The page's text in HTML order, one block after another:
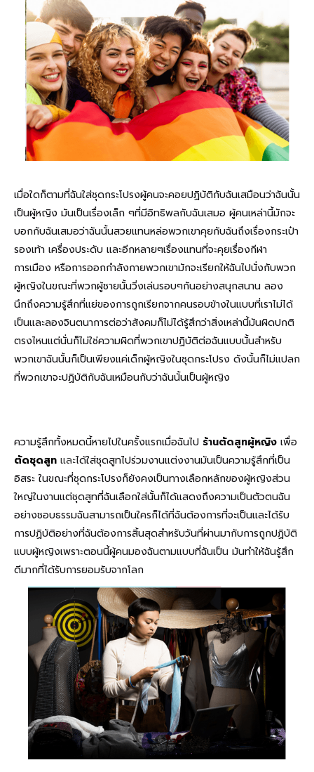
เมื่อใดก็ตามที่ฉันใส่ชุดกระโปรงผู้คนจะคอยปฏิบัติกับฉันเสมือนว่าฉันนั้น
เป็นผู้หญิง มันเป็นเรื่องเล็ก ๆที่มีอิทธิพลกับฉันเสมอ ผู้คนเหล่านี้มักจะ
บอกกับฉันเสมอว่าฉันนั้นสวยแทนหล่อพวกเขาคุยกับฉันถึงเรื่องกระเป๋า
รองเท้า เครื่องประดับ และอีกหลายๆเรื่องแทนที่จะคุยเรื่องกีฬา
การเมือง หรือการออกกำลังกายพวกเขามักจะเรียกให้ฉันไปนั่งกับพวก
ผู้หญิงในขณะที่พวกผู้ชายนั้นวิ่งเล่นรอบๆกันอย่างสนุกสนาน ลอง
นึกถึงความรู้สึกที่แย่ของการถูกเรียกจากคนรอบข้างในแบบที่เราไม่ได้
เป็นและลองจินตนาการต่อว่าสังคมก็ไม่ได้รู้สึกว่าสิ่งเหล่านี้มันผิดปกติ
ตรงไหนแต่นั่นก็ไม่ใช่ความผิดที่พวกเขาปฏิบัติต่อฉันแบบนั้นสำหรับ
พวกเขาฉันนั้นก็เป็นเพียงแค่เด็กผู้หญิงในชุดกระโปรง ดังนั้นก็ไม่แปลก
ที่พวกเขาจะปฏิบัติกับฉันเหมือนกับว่าฉันนั้นเป็นผู้หญิง
ความรู้สึกทั้งหมดนี้หายไปในครั้งแรกเมื่อฉันไป ร้านตัดสูทผู้หญิง เพื่อ
ตัดชุดสูท และได้ใส่ชุดสูทไปร่วมงานแต่งงานมันเป็นความรู้สึกที่เป็น
อิสระ ในขณะที่ชุดกระโปรงก็ยังคงเป็นทางเลือกหลักของผู้หญิงส่วน
ใหญ่ในงานแต่ชุดสูทที่ฉันเลือกใส่นั้นก็ได้แสดงถึงความเป็นตัวตนฉัน
อย่างชอบธรรมฉันสามารถเป็นใครก็ได้ที่ฉันต้องการที่จะเป็นและได้รับ
การปฏิบัติอย่างที่ฉันต้องการสิ้นสุดสำหรับวันที่ผ่านมากับการถูกปฏิบัติ
แบบผู้หญิงเพราะตอนนี้ผู้คนมองฉันตามแบบที่ฉันเป็น มันทำให้ฉันรู้สึก
ดีมากที่ได้รับการยอมรับจากโลก